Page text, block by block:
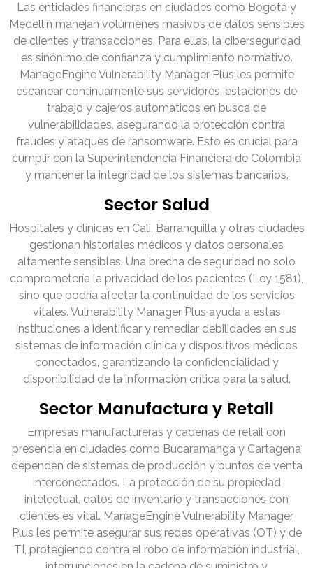
Las entidades financieras en ciudades como Bogotá y
Medellín manejan volúmenes masivos de datos sensibles
de clientes y transacciones. Para ellas, la ciberseguridad
es sinónimo de confianza y cumplimiento normativo.
ManageEngine Vulnerability Manager Plus les permite
escanear continuamente sus servidores, estaciones de
trabajo y cajeros automáticos en busca de
vulnerabilidades, asegurando la protección contra
fraudes y ataques de ransomware. Esto es crucial para
cumplir con la Superintendencia Financiera de Colombia
y mantener la integridad de los sistemas bancarios.
Sector Salud
Hospitales y clínicas en Cali, Barranquilla y otras ciudades
gestionan historiales médicos y datos personales
altamente sensibles. Una brecha de seguridad no solo
comprometería la privacidad de los pacientes (Ley 1581),
sino que podría afectar la continuidad de los servicios
vitales. Vulnerability Manager Plus ayuda a estas
instituciones a identificar y remediar debilidades en sus
sistemas de información clínica y dispositivos médicos
conectados, garantizando la confidencialidad y
disponibilidad de la información crítica para la salud.
Sector Manufactura y Retail
Empresas manufactureras y cadenas de retail con
presencia en ciudades como Bucaramanga y Cartagena
dependen de sistemas de producción y puntos de venta
interconectados. La protección de su propiedad
intelectual, datos de inventario y transacciones con
clientes es vital. ManageEngine Vulnerability Manager
Plus les permite asegurar sus redes operativas (OT) y de
TI, protegiendo contra el robo de información industrial,